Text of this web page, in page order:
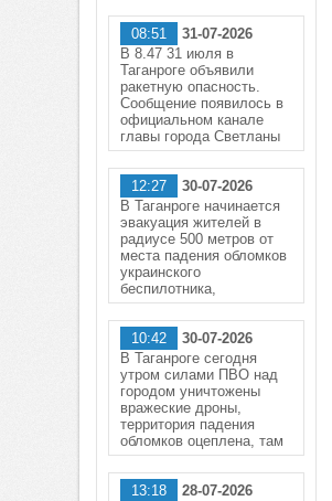
08:51
31-07-2026
В 8.47 31 июля в
Таганроге объявили
ракетную опасность.
Сообщение появилось в
официальном канале
главы города Светланы
12:27
30-07-2026
В Таганроге начинается
эвакуация жителей в
радиусе 500 метров от
места падения обломков
украинского
беспилотника,
10:42
30-07-2026
В Таганроге сегодня
утром силами ПВО над
городом уничтожены
вражеские дроны,
территория падения
обломков оцеплена, там
13:18
28-07-2026